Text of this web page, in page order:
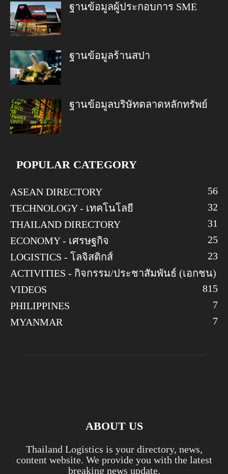
ฐานข้อมูลผู้ประกอบการ SME
ฐานข้อมูลร้านสปา
ฐานข้อมูลบริษัทตลาดหลักทรัพย์
POPULAR CATEGORY
ASEAN DIRECTORY
56
TECHNOLOGY - เทคโนโลยี
32
THAILAND DIRECTORY
31
ECONOMY - เศรษฐกิจ
25
LOGISTICS - โลจิสติกส์
23
ACTIVITIES - กิจกรรม/ประชาสัมพันธ์ (เอกชน)
15
VIDEOS
8
PHILIPPINES
7
MYANMAR
7
ABOUT US
Thailand Logistics is your directory, news,
content website. We provide you with the latest
breaking news update.